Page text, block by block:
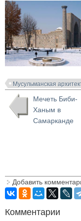
Мусульманская
Мечеть Биби-
Ханым в
Самарканде
Добавить
Комментарии